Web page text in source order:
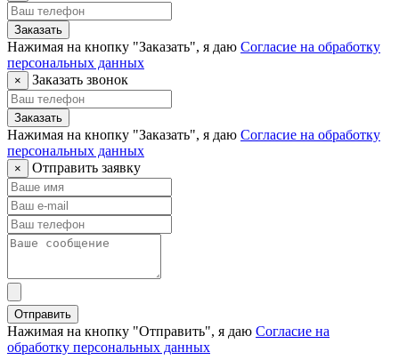
Заказать
Нажимая на кнопку "Заказать", я даю Согласие на обработку
персональных данных
× Заказать звонок
Заказать
Нажимая на кнопку "Заказать", я даю Согласие на обработку
персональных данных
× Отправить заявку
Отправить
Нажимая на кнопку "Отправить", я даю Согласие на
обработку персональных данных